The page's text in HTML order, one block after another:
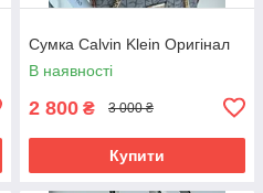
Сумка Calvin Klein Оригінал
В наявності
2 800 ₴ 3 000 ₴
Купити